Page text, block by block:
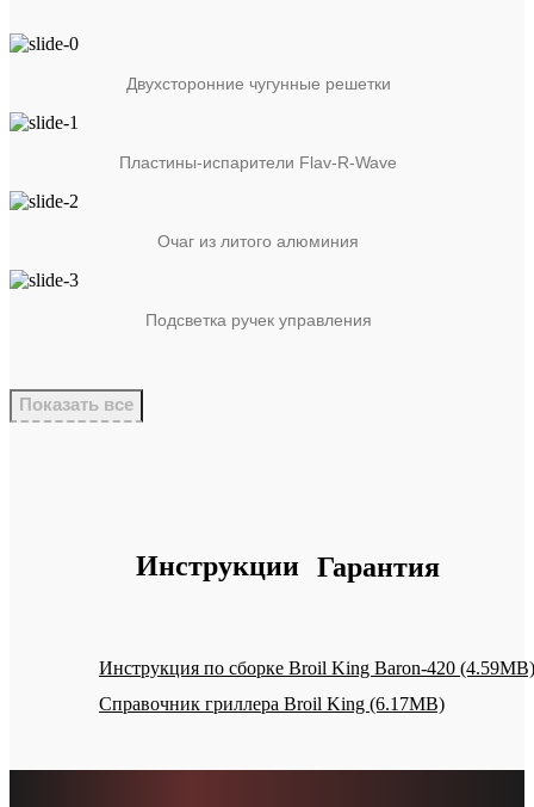
Двухсторонние чугунные решетки
Пластины-испарители Flav-R-Wave
Очаг из литого алюминия
Подсветка ручек управления
Показать все
Инструкции Гарантия
Инструкция по сборке Broil King Baron-420 (4.59MB)
Справочник гриллера Broil King (6.17MB)